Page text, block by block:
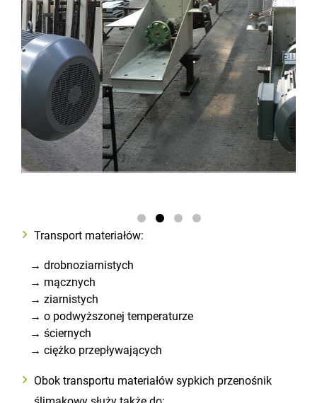
Transport materiałów:
→ drobnoziarnistych
→ mącznych
→ ziarnistych
→ o podwyższonej temperaturze
→ ściernych
→ ciężko przepływających
Obok transportu materiałów sypkich przenośnik